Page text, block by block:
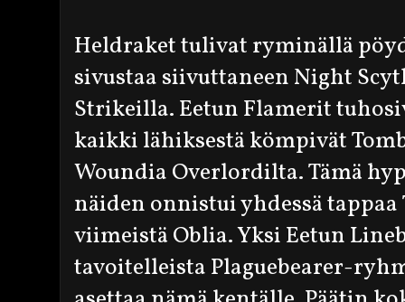
Heldraket tulivat ryminällä
sivustaa siivuttaneen Night
Strikeilla. Eetun Flamerit
kaikki lähiksestä kömpivät
Woundia Overlordilta. Tämä
näiden onnistui yhdessä
viimeistä Oblia. Yksi Eetun
tavoitelleista Plaguebearer-